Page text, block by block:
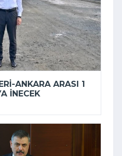
ANKARA ARASI 1
INECEK